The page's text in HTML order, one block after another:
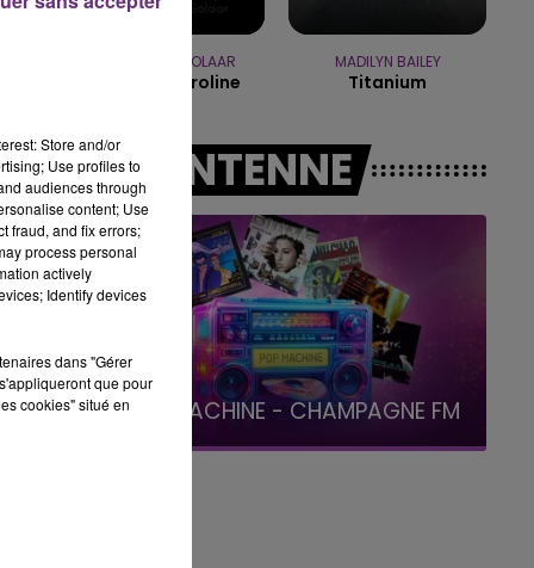
15h00 - 19h00
LE CLUB CHAMPAGNE FM
ZAHO & MC SOLAAR
Comme Caroline
MADILYN BAILEY
Titanium
A L'ANTENNE
19h00 - 19h15
LA POP MACHINE - CHAMPAGNE FM
Store and/or
Use profiles to
audiences through
content; Use
fraud, and fix errors;
process personal
actively
Identify devices
dans "Gérer
que pour
cookies" situé en